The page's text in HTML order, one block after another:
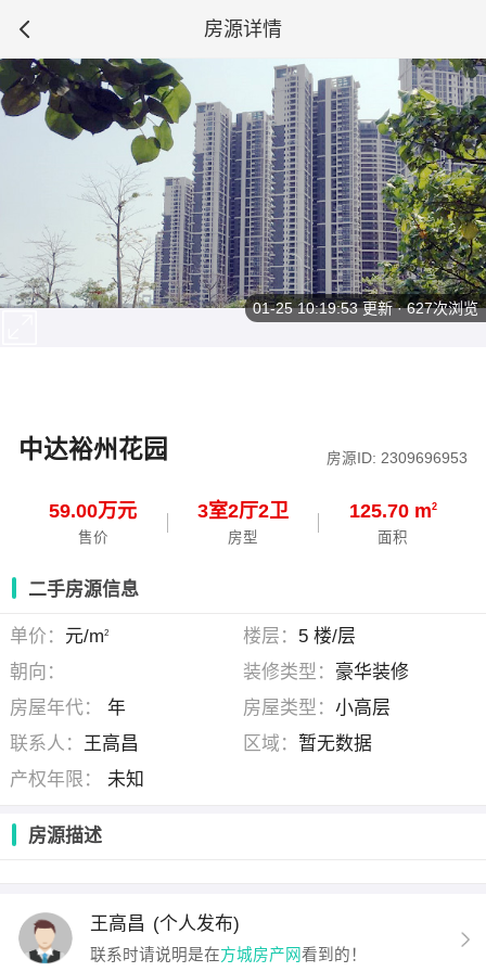
房源详情
中达裕州花园 房源ID: 2309696953
59.00万元
售价
3室2厅2卫
房型
125.70 m2
面积
01-25 10:19:53更新 · 627次浏览
二手房源信息
单价： 元/m2 楼层： 5 楼/层
朝向：
装修类型： 豪华装修
房屋年代：
年 房屋类型： 小高层
联系人： 王高昌 区域： 暂无数据
产权年限：
未知
房源描述
王高昌 (个人发布)
联系时请说明是在方城房产网看到的！